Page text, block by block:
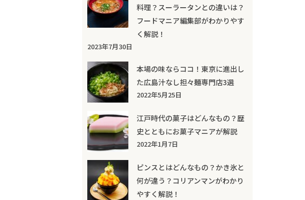
料理？スーラータンとの違いは？
フードマニア編集部がわかりやす
く解説！
2023年7月30日
本場の味ならココ！東京に進出し
た広島汁なし担々麺専門店3選
2022年5月25日
江戸時代の菓子はどんなもの？歴
史とともにお菓子マニアが解説
2022年1月7日
ピンスとはどんなもの？かき氷と
何が違う？コリアンマンがわかり
やすく解説！